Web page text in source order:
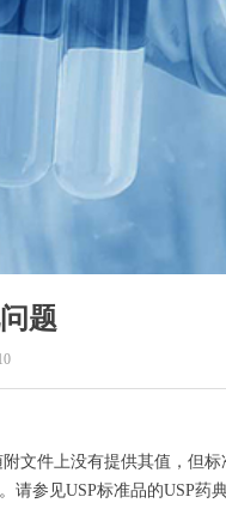
题
文件上没有提供其值，但
请参见USP标准品的USP